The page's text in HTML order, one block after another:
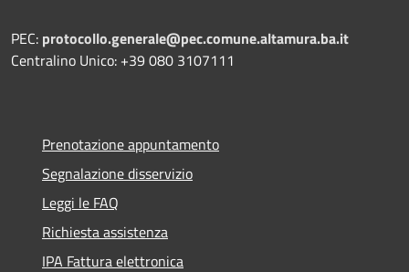
PEC: protocollo.generale@pec.comune.altamura.ba.it
Centralino Unico: +39 080 3107111
Prenotazione appuntamento
Segnalazione disservizio
Leggi le FAQ
Richiesta assistenza
IPA Fattura elettronica